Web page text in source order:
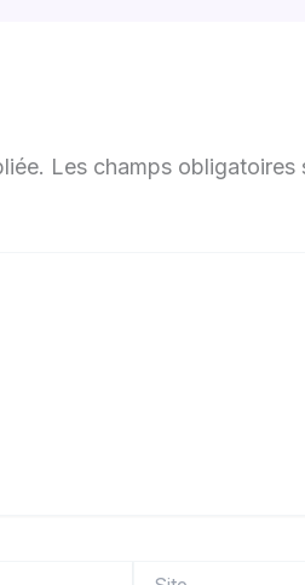
Les champs obligatoires